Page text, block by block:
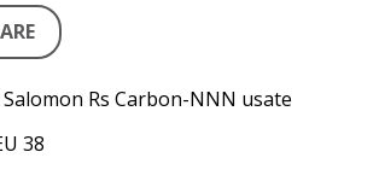
Rs Carbon-NNN usate
38